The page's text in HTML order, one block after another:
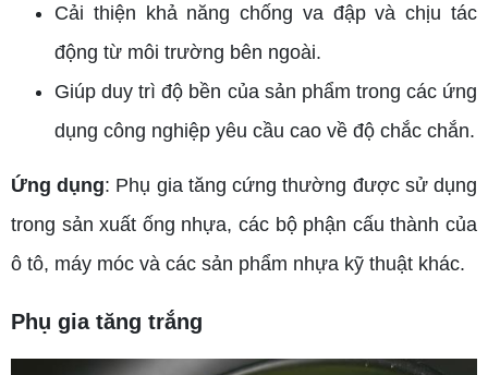
Cải thiện khả năng chống va đập và chịu tác
động từ môi trường bên ngoài.
Giúp duy trì độ bền của sản phẩm trong các ứng
dụng công nghiệp yêu cầu cao về độ chắc chắn.
Ứng dụng: Phụ gia tăng cứng thường được sử dụng
trong sản xuất ống nhựa, các bộ phận cấu thành của
ô tô, máy móc và các sản phẩm nhựa kỹ thuật khác.
Phụ gia tăng trắng